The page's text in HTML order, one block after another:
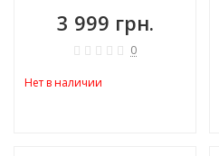
3 999 грн.
0
Нет в наличии